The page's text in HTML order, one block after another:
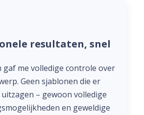
resultaten, snel
me volledige controle over
Geen sjablonen die er
– gewoon volledige
en geweldige